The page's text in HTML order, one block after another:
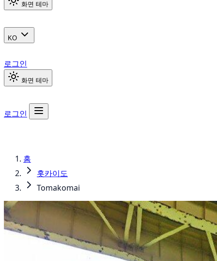
화면 테마
KO
로그인
화면 테마
로그인
홈
홋카이도
Tomakomai